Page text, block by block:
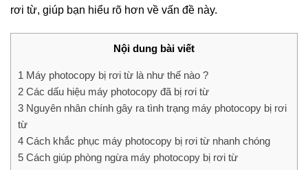
rơi từ, giúp bạn hiểu rõ hơn về vấn đề này.
Nội dung bài viết
1 Máy photocopy bị rơi từ là như thế nào ?
2 Các dấu hiệu máy photocopy đã bị rơi từ
3 Nguyên nhân chính gây ra tình trạng máy photocopy bị rơi
từ
4 Cách khắc phục máy photocopy bị rơi từ nhanh chóng
5 Cách giúp phòng ngừa máy photocopy bị rơi từ